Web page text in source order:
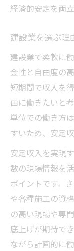
経済的安定を両立
建設業を選ぶ理
建設業で柔軟に
金性と自由度の
短期間で収入を
由に働きたいと
単位での働き方
すいため、安定
安定収入を実現
数の現場情報を
ポイントです。
や各種施工の資
の高い現場や専
底上げが期待で
ながら計画的に